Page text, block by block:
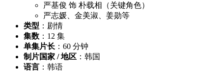
严基俊 饰 朴载相（关键角色）
严志媛、金美淑、姜勋等
类型 ：剧情
集数 ：12 集
单集片长 ：60 分钟
制片国家 / 地区 ：韩国
语言 ：韩语